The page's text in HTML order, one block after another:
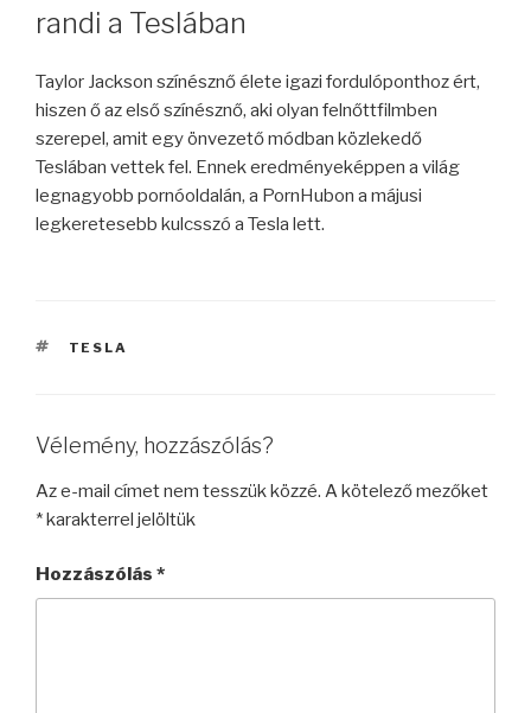
randi a Teslában
Taylor Jackson színésznő élete igazi fordulóponthoz ért,
hiszen ő az első színésznő, aki olyan felnőttfilmben
szerepel, amit egy önvezető módban közlekedő
Teslában vettek fel. Ennek eredményeképpen a világ
legnagyobb pornóoldalán, a PornHubon a májusi
legkeretesebb kulcsszó a Tesla lett.
CÍMKÉK
TESLA
Vélemény, hozzászólás?
Az e-mail címet nem tesszük közzé. A kötelező mezőket
*karakterrel jelöltük
Hozzászólás *